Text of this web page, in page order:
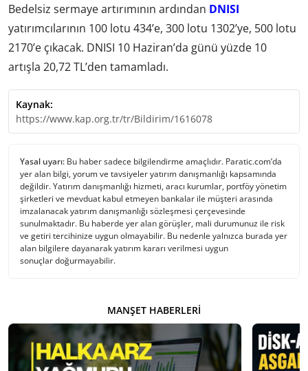
Bedelsiz sermaye artırımının ardından DNISI
yatırımcılarının 100 lotu 434’e, 300 lotu 1302’ye, 500 lotu
2170’e çıkacak. DNISI 10 Haziran’da günü yüzde 10
artışla 20,72 TL’den tamamladı.
Kaynak:
https://www.kap.org.tr/tr/Bildirim/1616078
Yasal uyarı: Bu haber sadece bilgilendirme amaçlıdır. Paratic.com’da
yer alan bilgi, yorum ve tavsiyeler yatırım danışmanlığı kapsamında
değildir. Yatırım danışmanlığı hizmeti, aracı kurumlar, portföy yönetim
şirketleri ve mevduat kabul etmeyen bankalar ile müşteri arasında
imzalanacak yatırım danışmanlığı sözleşmesi çerçevesinde
sunulmaktadır. Bu haberde yer alan görüşler, mali durumunuz ile risk
ve getiri tercihinize uygun olmayabilir. Bu nedenle yalnızca burada yer
alan bilgilere dayanarak yatırım kararı verilmesi uygun
sonuçlar doğurmayabilir.
MANŞET HABERLERI